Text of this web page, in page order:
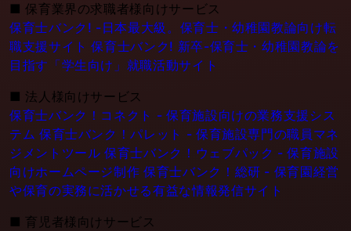
■ 保育業界の求職者様向けサービス
保育士バンク! -日本最大級。保育士・幼稚園教論向け転
職支援サイト 保育士バンク! 新卒-保育士・幼稚園教論を
目指す「学生向け」就職活動サイト
■ 法人様向けサービス
保育士バンク！コネクト - 保育施設向けの業務支援シス
テム 保育士バンク！パレット - 保育施設専門の職員マネ
ジメントツール 保育士バンク！ウェブパック - 保育施設
向けホームページ制作 保育士バンク！総研 - 保育園経営
や保育の実務に活かせる有益な情報発信サイト
■ 育児者様向けサービス